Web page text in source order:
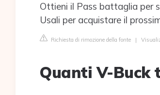
Ottieni il Pass battaglia per
Usali per acquistare il
Richiesta di rimozione della fonte |
Quanti V-Buck